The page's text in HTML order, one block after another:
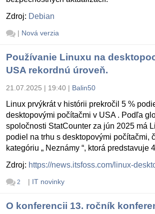
Zdroj: Debian
| Nová verzia
Používanie Linuxu na
USA rekordnú úroveň.
21.07.2025 | 19:40 | Balin50
Linux prvýkrát v histórii prekročil 5 %
desktopovými počítačmi v USA . Podľa
spoločnosti StatCounter za jún 2025 má
podiel na trhu s desktopovými počítačmi,
kategóriu „ Neznámy “, ktorá predstavuje
Zdroj: https://news.itsfoss.com/linux-
2 | IT novinky
O konferencii 13. ročník